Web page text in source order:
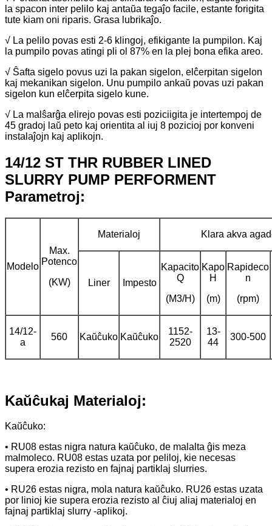
la spacon inter pelilo kaj antaŭa tegaĵo facile, estante forigita
tute kiam oni riparis. Grasa lubrikaĵo.
√ La pelilo povas esti 2-6 klingoj, efikigante la pumpilon. Kaj
la pumpilo povas atingi pli ol 87% en la plej bona efika areo.
√ Ŝafta sigelo povus uzi la pakan sigelon, elĉerpitan sigelon
kaj mekanikan sigelon. Unu pumpilo ankaŭ povas uzi pakan
sigelon kun elĉerpita sigelo kune.
√ La malŝarĝa elirejo povas esti poziciigita je intertempoj de
45 gradoj laŭ peto kaj orientita al iuj 8 pozicioj por konveni
instalaĵojn kaj aplikojn.
14/12 ST THR RUBBER LINED
SLURRY PUMP PERFORMENT
Parametroj:
Modelo
Max.
Potenco
(KW)
Materialoj Klara akva
Liner Impesto
Kapacito
Q
(M3/H)
Kapo
H
(m)
Rapideco
n
(rpm)
14/12-
a
560 Kaŭĉuko Kaŭĉuko
1152-
2520
13-
44
300-500
Kaŭĉukaj Materialoj:
Kaŭĉuko:
• RU08 estas nigra natura kaŭĉuko, de malalta ĝis meza
malmoleco. RU08 estas uzata por peliloj, kie necesas
supera erozia rezisto en fajnaj partiklaj slurries.
• RU26 estas nigra, mola natura kaŭĉuko. RU26 estas uzata
por linioj kie supera erozia rezisto al ĉiuj aliaj materialoj en
fajnaj partiklaj slurry -aplikoj.